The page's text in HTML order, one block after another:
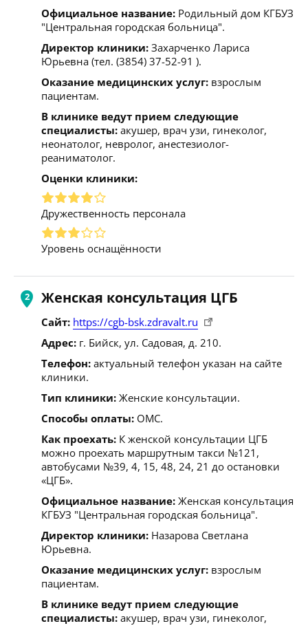
Официальное название: Родильный дом КГБУЗ
"Центральная городская больница".
Директор клиники: Захарченко Лариса
Юрьевна (тел. (3854) 37-52-91 ).
Оказание медицинских услуг: взрослым
пациентам.
В клинике ведут прием следующие
специалисты: акушер, врач узи, гинеколог,
неонатолог, невролог, анестезиолог-
реаниматолог.
Оценки клиники:
Дружественность персонала
Уровень оснащённости
Женская консультация ЦГБ
Сайт: https://cgb-bsk.zdravalt.ru
Адрес: г. Бийск, ул. Садовая, д. 210.
Телефон: актуальный телефон указан на сайте
клиники.
Тип клиники: Женские консультации.
Способы оплаты: ОМС.
Как проехать: К женской консультации ЦГБ
можно проехать маршрутным такси №121,
автобусами №39, 4, 15, 48, 24, 21 до остановки
«ЦГБ».
Официальное название: Женская консультация
КГБУЗ "Центральная городская больница".
Директор клиники: Назарова Светлана
Юрьевна.
Оказание медицинских услуг: взрослым
пациентам.
В клинике ведут прием следующие
специалисты: акушер, врач узи, гинеколог,